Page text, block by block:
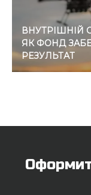
ВНУТРІШНІЙ
ЯК ФОНД
РЕЗУЛЬТАТ